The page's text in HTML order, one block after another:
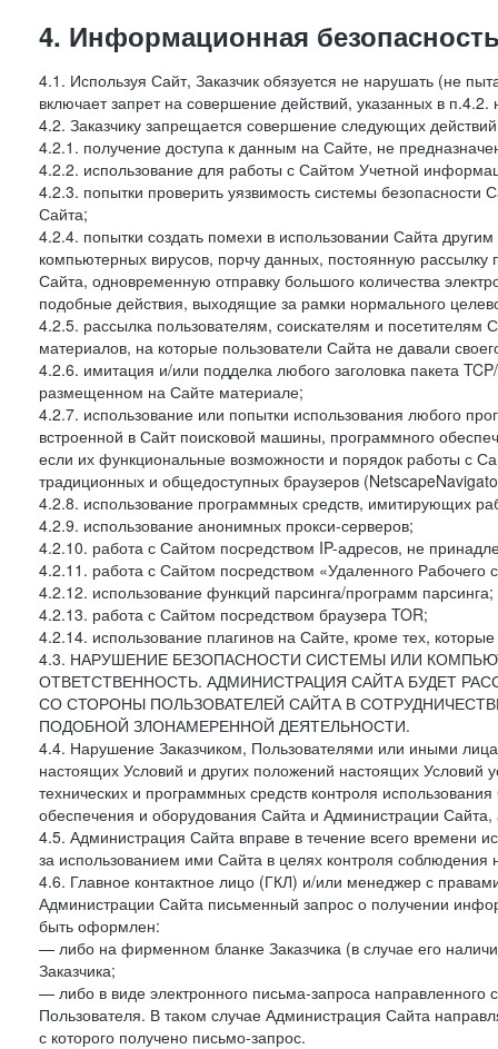
4. Информационная
4.1. Используя Сайт, Заказчик обязуется не нарушать (не
включает запрет на совершение действий, указанных в
4.2. Заказчику запрещается совершение следующих
4.2.1. получение доступа к данным на Сайте, не
4.2.2. использование для работы с Сайтом Учетной
4.2.3. попытки проверить уязвимость системы
Сайта;
4.2.4. попытки создать помехи в использовании Сайта
компьютерных вирусов, порчу данных, постоянную
Сайта, одновременную отправку большого количества
подобные действия, выходящие за рамки нормального
4.2.5. рассылка пользователям, соискателям и
материалов, на которые пользователи Сайта не давали
4.2.6. имитация и/или подделка любого заголовка пакета
размещенном на Сайте материале;
4.2.7. использование или попытки использования любого
встроенной в Сайт поисковой машины, программного
если их функциональные возможности и порядок работы с
традиционных и общедоступных браузеров
4.2.8. использование программных средств, имитирующих
4.2.9. использование анонимных прокси-серверов;
4.2.10. работа с Сайтом посредством IP-адресов, не
4.2.11. работа с Сайтом посредством «Удаленного Рабочего
4.2.12. использование функций парсинга/программ парсинга;
4.2.13. работа с Сайтом посредством браузера TOR;
4.2.14. использование плагинов на Сайте, кроме тех,
4.3. НАРУШЕНИЕ БЕЗОПАСНОСТИ СИСТЕМЫ ИЛИ
ОТВЕТСТВЕННОСТЬ. АДМИНИСТРАЦИЯ САЙТА БУДЕТ
СО СТОРОНЫ ПОЛЬЗОВАТЕЛЕЙ САЙТА В
ПОДОБНОЙ ЗЛОНАМЕРЕННОЙ ДЕЯТЕЛЬНОСТИ.
4.4. Нарушение Заказчиком, Пользователями или иными
настоящих Условий и других положений настоящих Условий
технических и программных средств контроля
обеспечения и оборудования Сайта и Администрации
4.5. Администрация Сайта вправе в течение всего времени
за использованием ими Сайта в целях контроля
4.6. Главное контактное лицо (ГКЛ) и/или менеджер с
Администрации Сайта письменный запрос о получении
быть оформлен:
— либо на фирменном бланке Заказчика (в случае его
Заказчика;
— либо в виде электронного письма-запроса направленного
Пользователя. В таком случае Администрация Сайта
с которого получено письмо-запрос.